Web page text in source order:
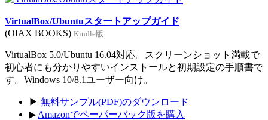
VirtualBox/Ubuntuスタートアップガイド
(OIAX BOOKS) Kindle版
VirtualBox 5.0/Ubuntu 16.04対応。スクリーンショット満載で
初心者にも分かりやすいインストールと初期設定の手順書で
す。Windows 10/8.1ユーザー向け。
▶ 無料サンプル(PDF)のダウンロード
▶ Amazonでペーパーバック版を購入